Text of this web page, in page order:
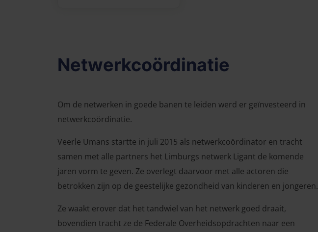
Netwerkcoördinatie
Om de netwerken in goede banen te leiden werd er geïnvesteerd in
netwerkcoördinatie.
Veerle Umans startte in juli 2015 als netwerkcoördinator en tracht
samen met alle partners het Limburgs netwerk Ligant de komende
jaren vorm te geven. Ze overlegt daarvoor met alle actoren die
betrokken zijn op de geestelijke gezondheid van kinderen en jongeren.
Ze waakt erover dat het tandwiel van het netwerk goed draait,
bovendien tracht ze de Federale Overheidsopdrachten naar een